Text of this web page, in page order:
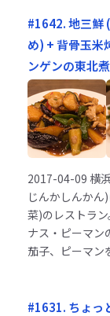
#1642. 地三鮮
め) + 背骨玉米
ンゲンの東北
2017-04-09 横
じんかしんかん)
菜)のレストラ
ナス・ピーマン
茄子、ピーマン
#1631. ちょっ